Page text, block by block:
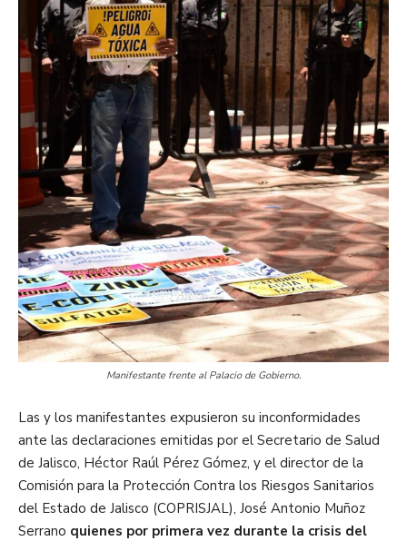
Manifestante frente al Palacio de Gobierno.
Las y los manifestantes expusieron su inconformidades
ante las declaraciones emitidas por el Secretario de Salud
de Jalisco, Héctor Raúl Pérez Gómez, y el director de la
Comisión para la Protección Contra los Riesgos Sanitarios
del Estado de Jalisco (COPRISJAL), José Antonio Muñoz
Serrano quienes por primera vez durante la crisis del